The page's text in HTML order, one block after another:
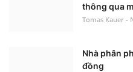
thông qua
Tomas Kauer -
Nhà phân
đồng